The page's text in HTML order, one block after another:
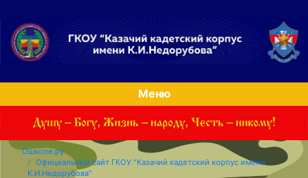
Меню
Ошколе.ру
Официальный сайт ГКОУ "Казачий кадетский корпус имени
К.И.Недорубова"